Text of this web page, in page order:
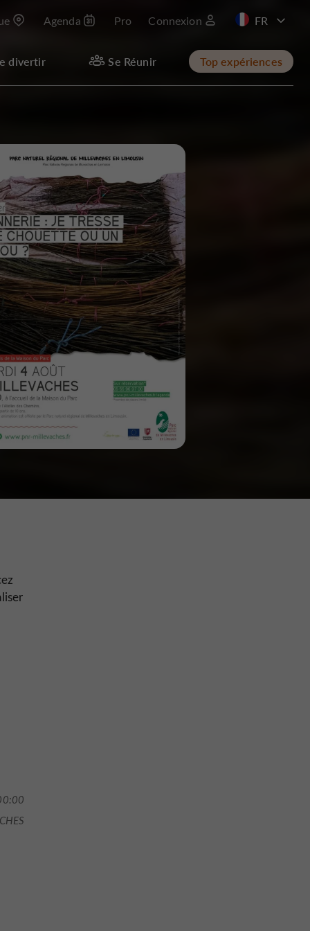
Agenda Pro Connexion
divertir Se Réunir Top expériences